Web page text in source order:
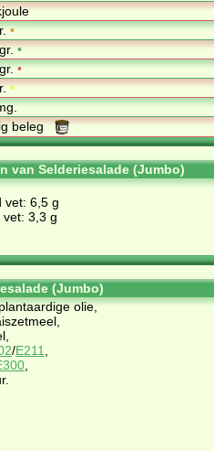
•
•
•
•
beleg
van Selderiesalade (Jumbo)
vet: 6,5 g
3,3 g
(Jumbo)
olie,
/E211